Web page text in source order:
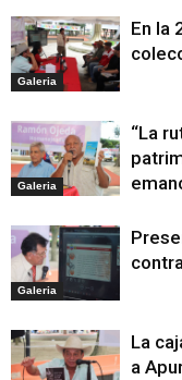
Galeria
En la
Galeria
“La
Galeria
La
a